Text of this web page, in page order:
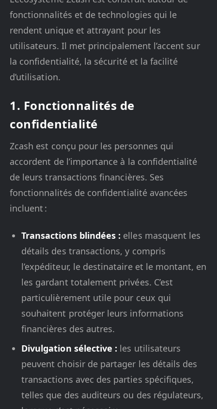
fonctionnalités et de technologies qui le
rendent unique et attrayant pour les
utilisateurs. Il met principalement l’accent sur
la confidentialité, la sécurité et la facilité
d’utilisation.
1. Fonctionnalités de
confidentialité
Zcash est conçu pour les personnes qui
accordent de l’importance à la confidentialité
de leurs transactions financières. Ses
fonctionnalités de confidentialité avancées
incluent :
Transactions blindées : elles masquent les
détails des transactions, y compris
l’expéditeur, le destinataire et le montant, en
les gardant totalement privées. C’est
particulièrement utile pour ceux qui
souhaitent protéger leurs informations
financières des autres.
Divulgation sélective : les utilisateurs
peuvent choisir de partager les détails des
transactions avec des parties spécifiques,
telles que des auditeurs ou des régulateurs,